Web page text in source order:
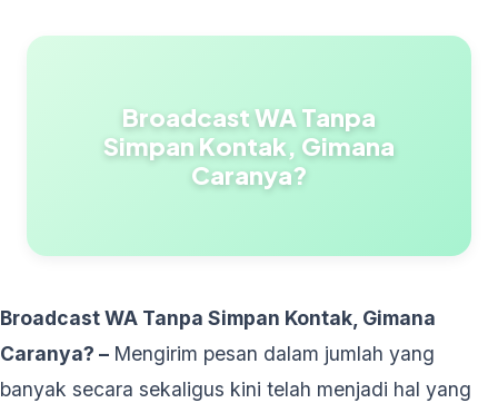
Broadcast WA Tanpa
Simpan Kontak, Gimana
Caranya?
Broadcast WA Tanpa Simpan Kontak, Gimana
Caranya? – Mengirim pesan dalam jumlah yang
banyak secara sekaligus kini telah menjadi hal yang